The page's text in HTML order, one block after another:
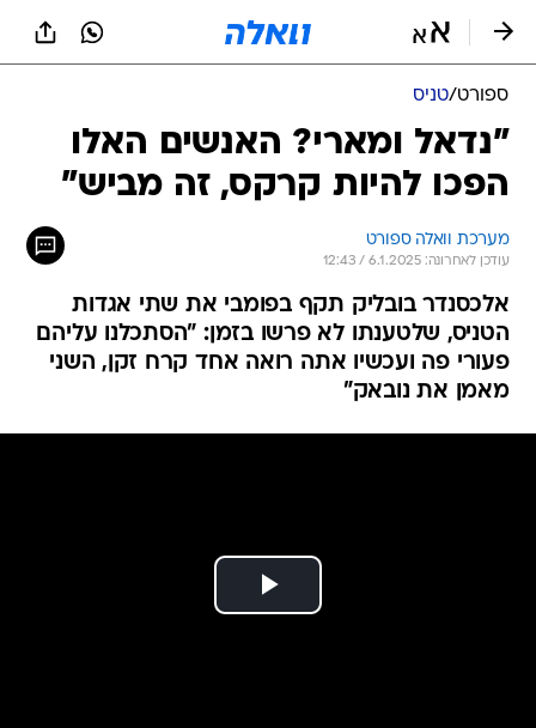
ספורט/טניס
"נדאל ומארי? האנשים האלו
הפכו להיות קרקס, זה מביש"
מערכת וואלה ספורט
עודכן לאחרונה: 6.1.2025 / 12:43
אלכסנדר בובליק תקף בפומבי את שתי אגדות
הטניס, שלטענתו לא פרשו בזמן: "הסתכלנו עליהם
פעורי פה ועכשיו אתה רואה אחד קרח זקן, השני
מאמן את נובאק"